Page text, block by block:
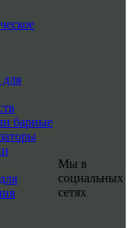
барные
Мы в
социальных
сетях